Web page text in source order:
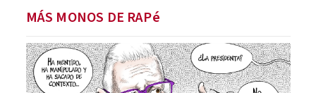
MÁS MONOS DE RAPé